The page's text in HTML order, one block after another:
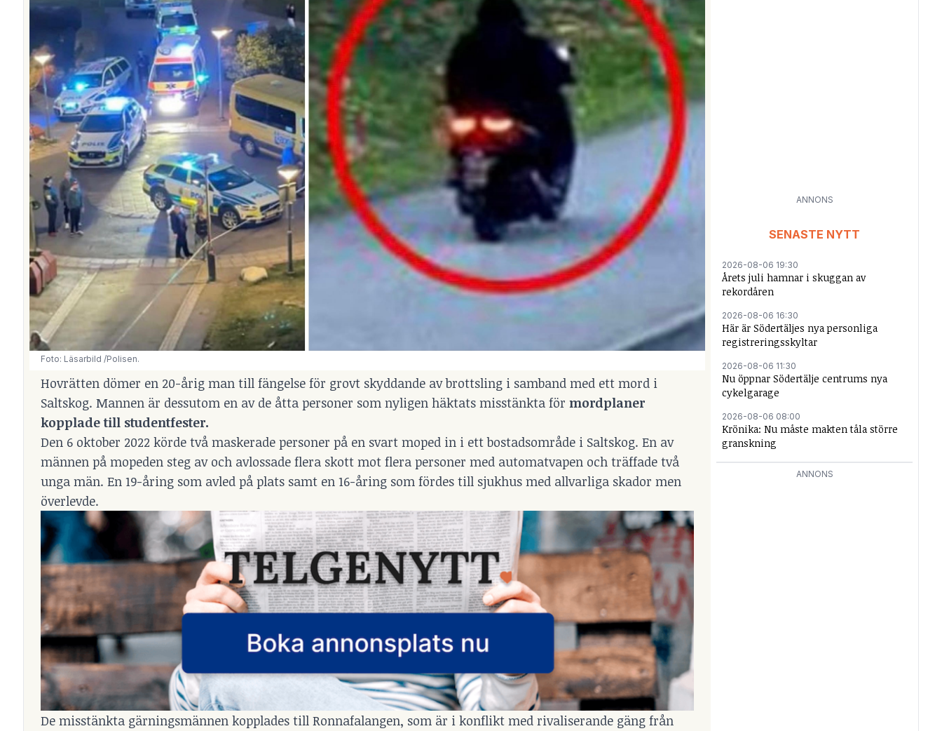
Foto: Läsarbild /Polisen.
Hovrätten dömer en 20-årig man till fängelse för grovt skyddande av brottsling i samband med ett mord i
Saltskog. Mannen är dessutom en av de åtta personer som nyligen häktats misstänkta för mordplaner
kopplade till studentfester.
Den 6 oktober 2022 körde två maskerade personer på en svart moped in i ett bostadsområde i Saltskog. En av
männen på mopeden steg av och avlossade flera skott mot flera personer med automatvapen och träffade två
unga män. En 19-åring som avled på plats samt en 16-åring som fördes till sjukhus med allvarliga skador men
överlevde.
De misstänkta gärningsmännen kopplades till Ronnafalangen, som är i konflikt med rivaliserande gäng från
ANNONS
SENASTE NYTT
2026-08-06 19:30
Årets juli hamnar i skuggan av
rekordåren
2026-08-06 16:30
Här är Södertäljes nya personliga
registreringsskyltar
2026-08-06 11:30
Nu öppnar Södertälje centrums nya
cykelgarage
2026-08-06 08:00
Krönika: Nu måste makten tåla större
granskning
ANNONS